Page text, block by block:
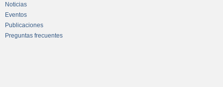
Noticias
Eventos
Publicaciones
Preguntas frecuentes